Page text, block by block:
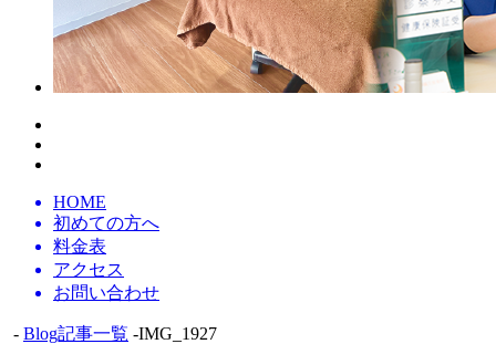
HOME
初めての方へ
料金表
アクセス
お問い合わせ
- Blog記事一覧 -IMG_1927